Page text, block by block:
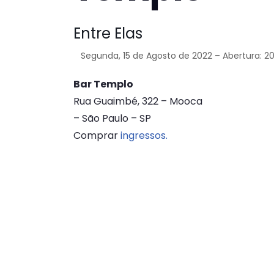
Entre Elas
Segunda, 15 de Agosto de 2022 – Abertura:
Bar Templo
Rua Guaimbé, 322 – Mooca
– São Paulo – SP
Compraringressos.